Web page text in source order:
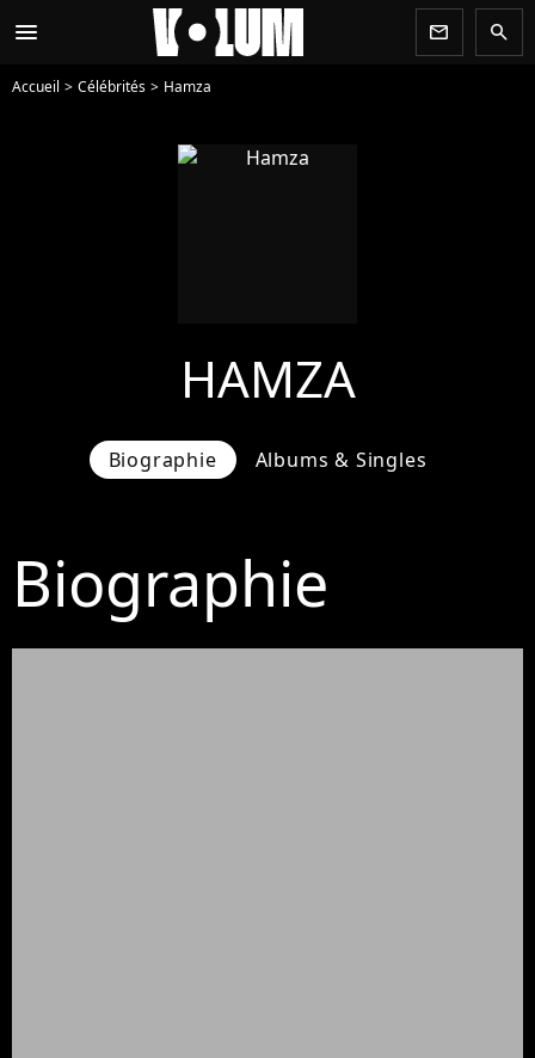
menu newsletter search
Accueil Célébrités Hamza
HAMZA
Biographie Albums & Singles
Biographie